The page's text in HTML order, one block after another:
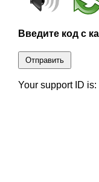
Введите код с
Отправить
Your support ID